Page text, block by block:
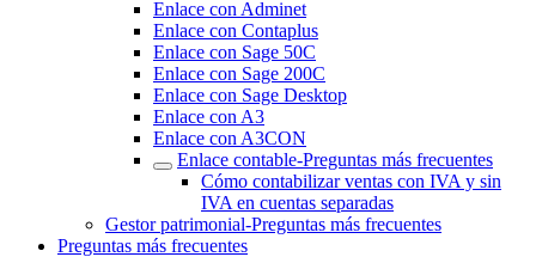
Enlace con Adminet
Enlace con Contaplus
Enlace con Sage 50C
Enlace con Sage 200C
Enlace con Sage Desktop
Enlace con A3
Enlace con A3CON
Enlace contable-Preguntas más frecuentes‎
Cómo contabilizar ventas con IVA y sin
IVA en cuentas separadas
Gestor patrimonial-Preguntas más frecuentes
Preguntas más frecuentes